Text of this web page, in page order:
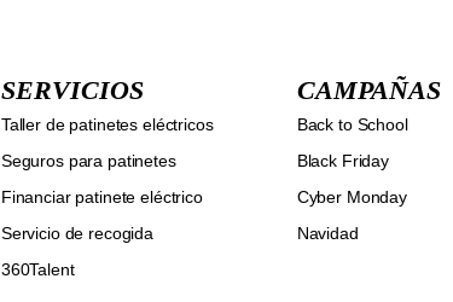
SERVICIOS
Taller de patinetes eléctricos
Seguros para patinetes
Financiar patinete eléctrico
Servicio de recogida
360Talent
CAMPAÑAS
Back to School
Black Friday
Cyber Monday
Navidad